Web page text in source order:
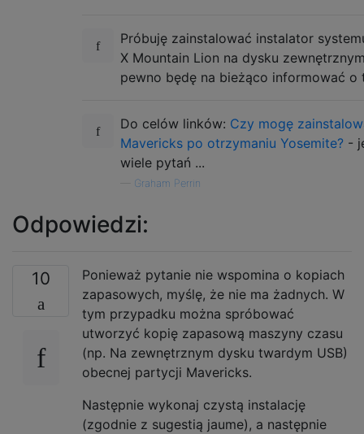
Próbuję zainstalować instalator
X Mountain Lion na dysku
pewno będę na bieżąco informować o
Do celów linków: Czy mogę
Mavericks po otrzymaniu Yosemite? -
wiele pytań ...
Graham Perrin
Odpowiedzi:
10
Ponieważ pytanie nie wspomina o kopiach
zapasowych, myślę, że nie ma żadnych. W
tym przypadku można spróbować
utworzyć kopię zapasową maszyny czasu
(np. Na zewnętrznym dysku twardym USB)
obecnej partycji Mavericks.
Następnie wykonaj czystą instalację
(zgodnie z sugestią jaume), a następnie